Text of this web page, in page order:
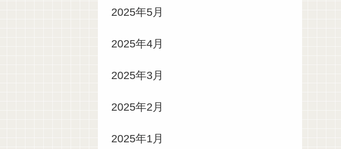
2025年5月
2025年4月
2025年3月
2025年2月
2025年1月